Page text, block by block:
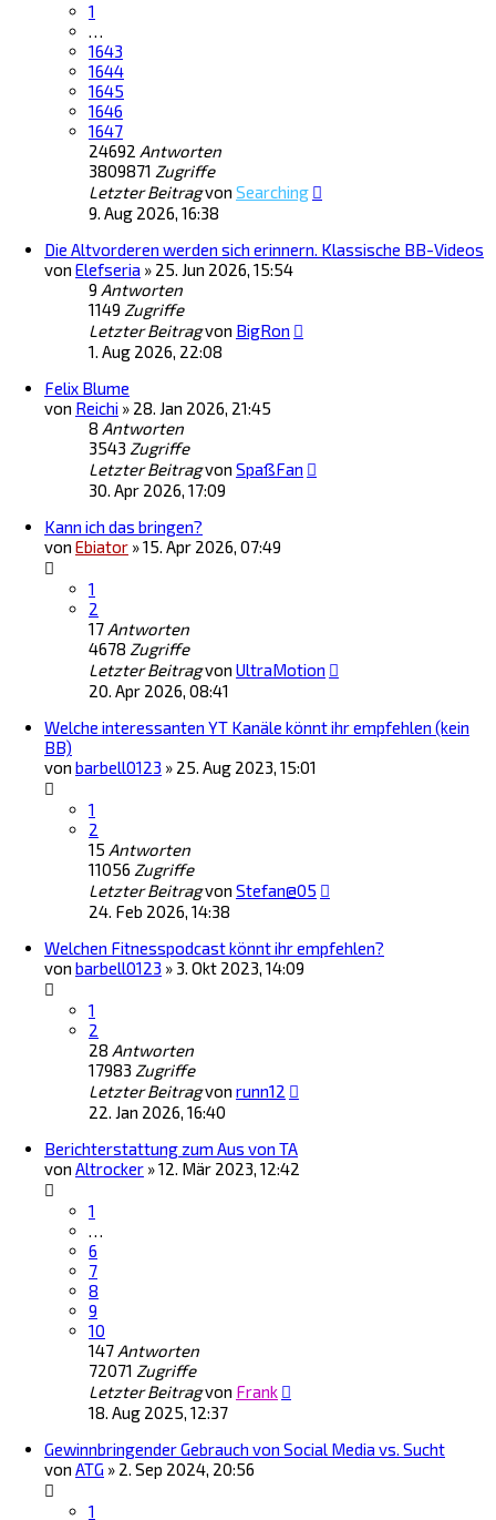
1
…
1643
1644
1645
1646
1647
24692 Antworten
3809871 Zugriffe
Letzter Beitragvon Searching
9. Aug 2026, 16:38
Die Altvorderen werden sich erinnern. Klassische BB-Videos
von Elefseria » 25. Jun 2026, 15:54
9 Antworten
1149 Zugriffe
Letzter Beitragvon BigRon
1. Aug 2026, 22:08
Felix Blume
von Reichi » 28. Jan 2026, 21:45
8 Antworten
3543 Zugriffe
Letzter Beitragvon SpaßFan
30. Apr 2026, 17:09
Kann ich das bringen?
von Ebiator »15. Apr 2026, 07:49
1
2
17 Antworten
4678 Zugriffe
Letzter Beitragvon UltraMotion
20. Apr 2026, 08:41
Welche interessanten YT Kanäle könnt ihr empfehlen (kein
BB)
von barbell0123 » 25. Aug 2023, 15:01
1
2
15 Antworten
11056 Zugriffe
Letzter Beitragvon Stefan@05
24. Feb 2026, 14:38
Welchen Fitnesspodcast könnt ihr empfehlen?
von barbell0123 » 3. Okt 2023, 14:09
1
2
28 Antworten
17983 Zugriffe
Letzter Beitragvon runn12
22. Jan 2026, 16:40
Berichterstattung zum Aus von TA
von Altrocker »12. Mär 2023, 12:42
1
…
6
7
8
9
10
147 Antworten
72071 Zugriffe
Letzter Beitragvon Frank
18. Aug 2025, 12:37
Gewinnbringender Gebrauch von Social Media vs. Sucht
von ATG » 2. Sep 2024, 20:56
1